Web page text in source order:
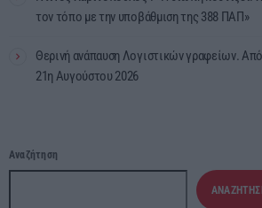
τον τόπο με την υποβάθμιση της 388 ΠΑΠ»
Θερινή ανάπαυση Λογιστικών γραφείων. Από
21η Αυγούστου 2026
Αναζήτηση